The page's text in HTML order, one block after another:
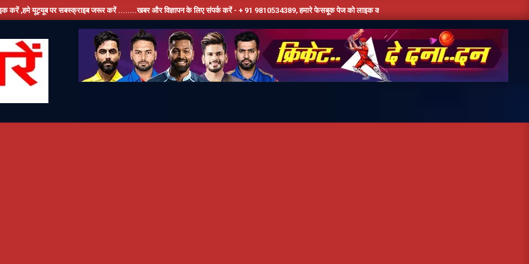
सबस्क्राइब जरूर करें ........खबर और विज्ञापन के लिए संपर्क करें - + 91 9810534389, हमारे फेसबूक पेज को लाइक करें ,हमे यूट्यूब पर सबस्क्राइब जरूर करें,दिन भर की तमाम छोटी बड़ी खबरों